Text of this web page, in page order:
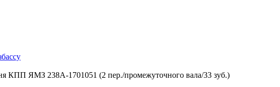
КПП ЯМЗ 238А-1701051 (2 пер./промежуточного вала/33 зуб.)